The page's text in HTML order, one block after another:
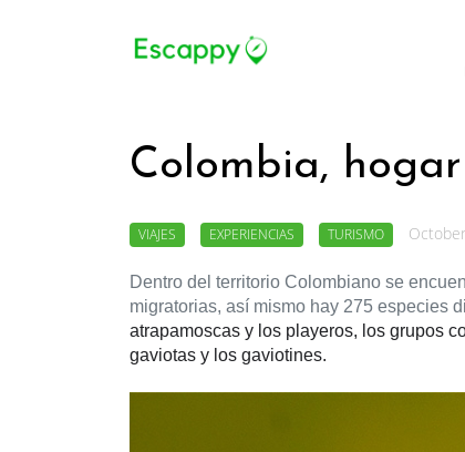
Colombia,
VIAJES EXPERIENCIAS TURISMO
Dentro del territorio Colombiano se
migratorias, así mismo hay 275 especies
atrapamoscas y los playeros, los grupos
gaviotas y los gaviotines.